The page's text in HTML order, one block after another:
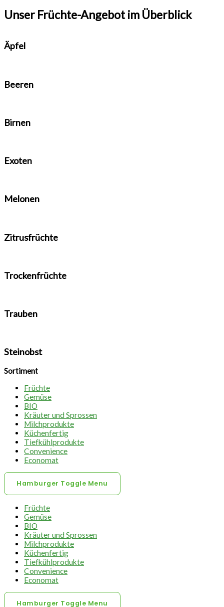
Unser Früchte-Angebot im Überblick
Äpfel
Beeren
Birnen
Exoten
Melonen
Zitrusfrüchte
Trockenfrüchte
Trauben
Steinobst
Sortiment
Früchte
Gemüse
BIO
Kräuter und Sprossen
Milchprodukte
Küchenfertig
Tiefkühlprodukte
Convenience
Economat
Hamburger Toggle Menu
Früchte
Gemüse
BIO
Kräuter und Sprossen
Milchprodukte
Küchenfertig
Tiefkühlprodukte
Convenience
Economat
Hamburger Toggle Menu